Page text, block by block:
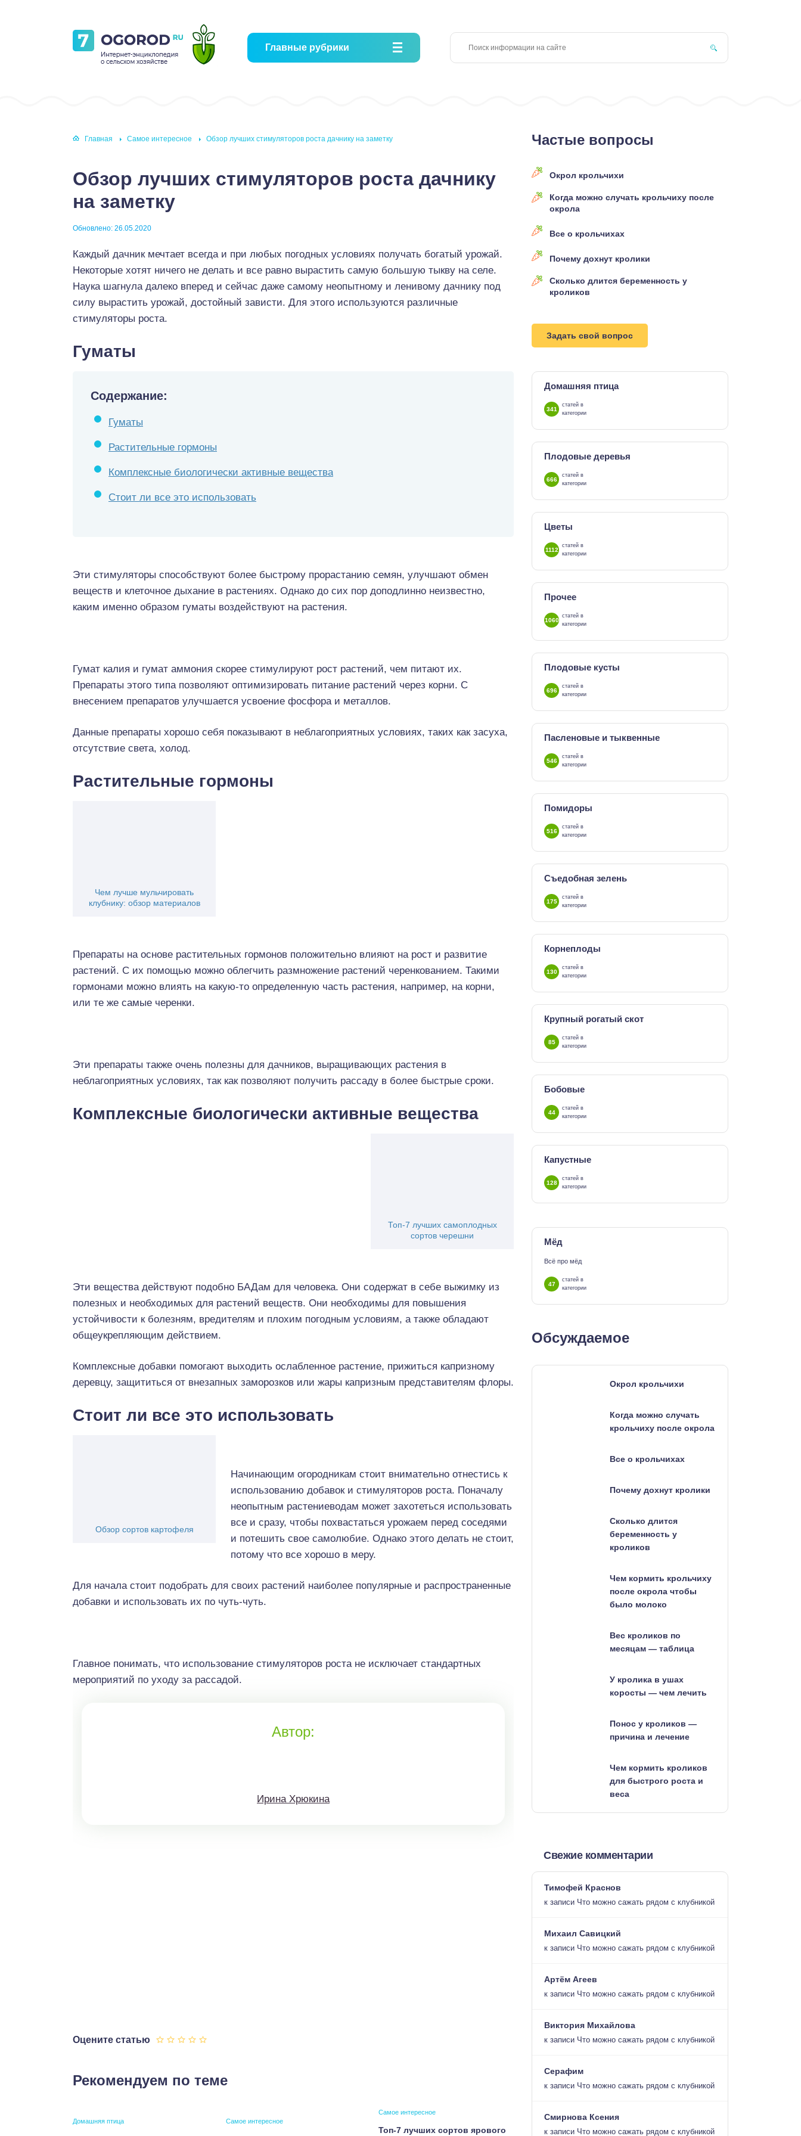
Главные рубрики
Главная Самое интересное Обзор лучших стимуляторов роста дачнику на заметку
Обзор лучших стимуляторов роста дачнику
на заметку
Обновлено: 26.05.2020
Каждый дачник мечтает всегда и при любых погодных условиях получать богатый урожай.
Некоторые хотят ничего не делать и все равно вырастить самую большую тыкву на селе.
Наука шагнула далеко вперед и сейчас даже самому неопытному и ленивому дачнику под
силу вырастить урожай, достойный зависти. Для этого используются различные
стимуляторы роста.
Гуматы
Содержание:
Гуматы
Растительные гормоны
Комплексные биологически активные вещества
Стоит ли все это использовать
Эти стимуляторы способствуют более быстрому прорастанию семян, улучшают обмен
веществ и клеточное дыхание в растениях. Однако до сих пор доподлинно неизвестно,
каким именно образом гуматы воздействуют на растения.
Гумат калия и гумат аммония скорее стимулируют рост растений, чем питают их.
Препараты этого типа позволяют оптимизировать питание растений через корни. С
внесением препаратов улучшается усвоение фосфора и металлов.
Данные препараты хорошо себя показывают в неблагоприятных условиях, таких как засуха,
отсутствие света, холод.
Растительные гормоны
Чем лучше мульчировать
клубнику: обзор материалов
Препараты на основе растительных гормонов положительно влияют на рост и развитие
растений. С их помощью можно облегчить размножение растений черенкованием. Такими
гормонами можно влиять на какую-то определенную часть растения, например, на корни,
или те же самые черенки.
Эти препараты также очень полезны для дачников, выращивающих растения в
неблагоприятных условиях, так как позволяют получить рассаду в более быстрые сроки.
Комплексные биологически активные вещества
Топ-7 лучших самоплодных
сортов черешни
Эти вещества действуют подобно БАДам для человека. Они содержат в себе выжимку из
полезных и необходимых для растений веществ. Они необходимы для повышения
устойчивости к болезням, вредителям и плохим погодным условиям, а также обладают
общеукрепляющим действием.
Комплексные добавки помогают выходить ослабленное растение, прижиться капризному
деревцу, защититься от внезапных заморозков или жары капризным представителям флоры.
Стоит ли все это использовать
Обзор сортов картофеля
Начинающим огородникам стоит внимательно отнестись к
использованию добавок и стимуляторов роста. Поначалу
неопытным растениеводам может захотеться использовать
все и сразу, чтобы похвастаться урожаем перед соседями
и потешить свое самолюбие. Однако этого делать не стоит,
потому что все хорошо в меру.
Для начала стоит подобрать для своих растений наиболее популярные и распространенные
добавки и использовать их по чуть-чуть.
Главное понимать, что использование стимуляторов роста не исключает стандартных
мероприятий по уходу за рассадой.
Автор:
Ирина Хрюкина
Оцените статью
Рекомендуем по теме
Домашняя птица Самое интересное
Самое интересное
Топ-7 лучших сортов ярового
Частые вопросы
Окрол крольчихи
Когда можно случать крольчиху после
окрола
Все о крольчихах
Почему дохнут кролики
Сколько длится беременность у
кроликов
Задать свой вопрос
Домашняя птица
341
статей в
категории
Плодовые деревья
666
статей в
категории
Цветы
1112
статей в
категории
Прочее
1060
статей в
категории
Плодовые кусты
696
статей в
категории
Пасленовые и тыквенные
546
статей в
категории
Помидоры
516
статей в
категории
Съедобная зелень
175
статей в
категории
Корнеплоды
130
статей в
категории
Крупный рогатый скот
85
статей в
категории
Бобовые
44
статей в
категории
Капустные
128
статей в
категории
Мёд
Всё про мёд
47
статей в
категории
Обсуждаемое
Окрол крольчихи
Когда можно случать
крольчиху после окрола
Все о крольчихах
Почему дохнут кролики
Сколько длится
беременность у
кроликов
Чем кормить крольчиху
после окрола чтобы
было молоко
Вес кроликов по
месяцам — таблица
У кролика в ушах
коросты — чем лечить
Понос у кроликов —
причина и лечение
Чем кормить кроликов
для быстрого роста и
веса
Свежие комментарии
Тимофей Краснов
к записи Что можно сажать рядом с клубникой
Михаил Савицкий
к записи Что можно сажать рядом с клубникой
Артём Агеев
к записи Что можно сажать рядом с клубникой
Виктория Михайлова
к записи Что можно сажать рядом с клубникой
Серафим
к записи Что можно сажать рядом с клубникой
Смирнова Ксения
к записи Что можно сажать рядом с клубникой